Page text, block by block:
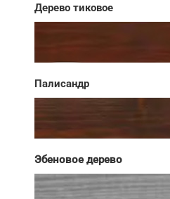
Дерево тиковое
Палисандр
Эбеновое дерево